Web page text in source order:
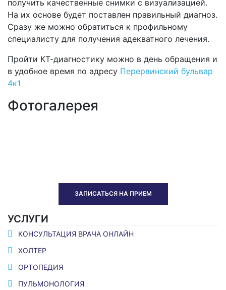
получить качественные снимки с визуализацией.
На их основе будет поставлен правильный диагноз.
Сразу же можно обратиться к профильному
специалисту для получения адекватного лечения.
Пройти КТ-диагностику можно в день обращения и
в удобное время по адресу Перервинский бульвар
4к1
Фотогалерея
ЗАПИСАТЬСЯ НА ПРИЕМ
УСЛУГИ
КОНСУЛЬТАЦИЯ ВРАЧА ОНЛАЙН
ХОЛТЕР
ОРТОПЕДИЯ
ПУЛЬМОНОЛОГИЯ